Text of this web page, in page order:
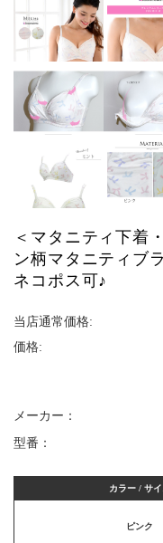
＜マタニティ下着
ン柄マタニティブ
ネコポス可♪
当店通常価格:
価格:
メーカー：
型番：
カラー / サ
ピンク